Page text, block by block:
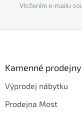
Vložením e-mailu
Kamenné prodejny
Výprodej nábytku
Prodejna Most